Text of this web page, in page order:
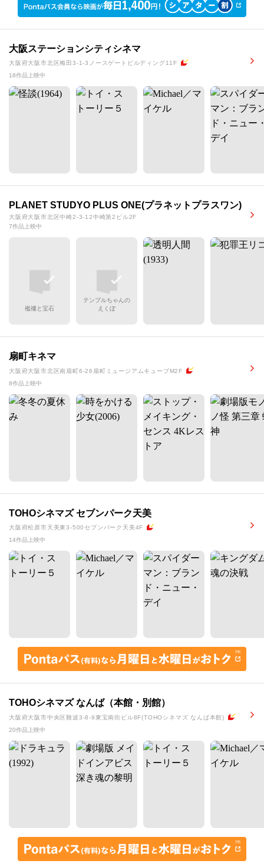
大阪ステーションシティシネマ
大阪府大阪市北区梅田3-1-3ノースゲートビルディング11F
18作品上映中
PLANET STUDYO PLUS ONE(プラネットプラスワン)
大阪府大阪市北区中崎2-3-12中崎第2ビル2F
7作品上映中
襤褸と宝石
テンプルちゃんの
えくぼ
扇町キネマ
大阪府大阪市北区南扇町6-26扇町ミュージアムキューブM2F
8作品上映中
TOHOシネマズ セブンパーク天美
大阪府松原市天美東3-500セブンパーク天美4F
14作品上映中
TOHOシネマズ なんば（本館・別館）
大阪府大阪市中央区難波3-8-9東宝南街ビル8F(TOHOシネマズ なんば本館)
20作品上映中